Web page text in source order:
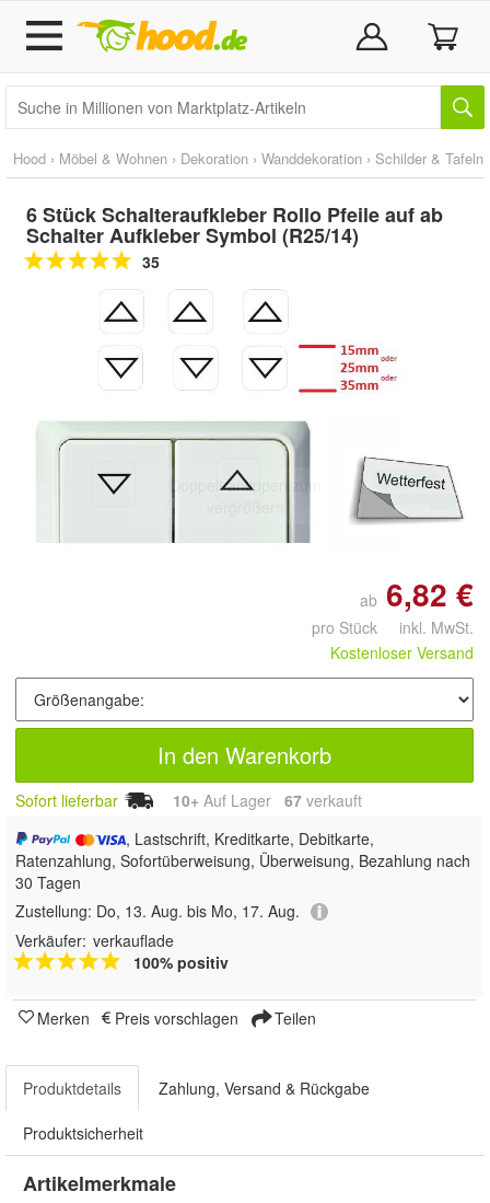
Hood › Möbel & Wohnen › Dekoration › Wanddekoration › Schilder & Tafeln
6 Stück Schalteraufkleber Rollo Pfeile auf ab
Schalter Aufkleber Symbol (R25/14)
35
Doppelt antippen zum
ab 6,82 €
pro Stück inkl. MwSt.
Kostenloser Versand
In den Warenkorb
Sofort lieferbar 10+ Auf Lager 67 verkauft
, Lastschrift, Kreditkarte, Debitkarte,
Ratenzahlung, Sofortüberweisung, Überweisung, Bezahlung nach
30 Tagen
Zustellung: Do, 13. Aug. bis Mo, 17. Aug.
Verkäufer: verkauflade
100% positiv
Merken Preis vorschlagen Teilen
Produktdetails Zahlung, Versand & Rückgabe
Produktsicherheit
Artikelmerkmale